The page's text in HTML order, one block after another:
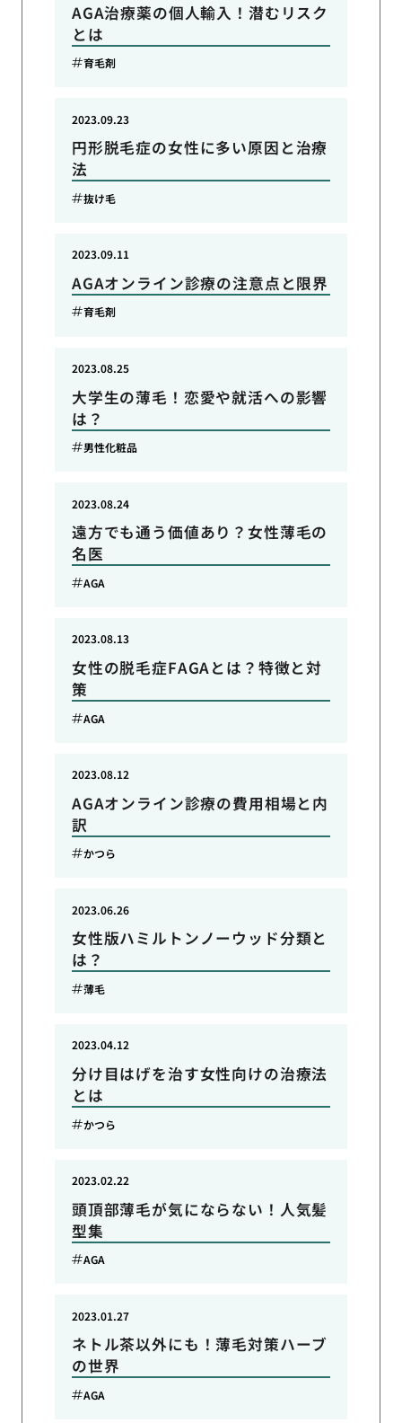
AGA治療薬の個人輸入！潜むリスク
とは
育毛剤
円形脱毛症の女性に多い原因と治療
法
2023.09.23
抜け毛
AGAオンライン診療の注意点と限界
2023.09.11
育毛剤
大学生の薄毛！恋愛や就活への影響
は？
2023.08.25
男性化粧品
遠方でも通う価値あり？女性薄毛の
名医
2023.08.24
AGA
女性の脱毛症FAGAとは？特徴と対
策
2023.08.13
AGA
AGAオンライン診療の費用相場と内
訳
2023.08.12
かつら
女性版ハミルトンノーウッド分類と
は？
2023.06.26
薄毛
分け目はげを治す女性向けの治療法
とは
2023.04.12
かつら
頭頂部薄毛が気にならない！人気髪
型集
2023.02.22
AGA
ネトル茶以外にも！薄毛対策ハーブ
の世界
2023.01.27
AGA